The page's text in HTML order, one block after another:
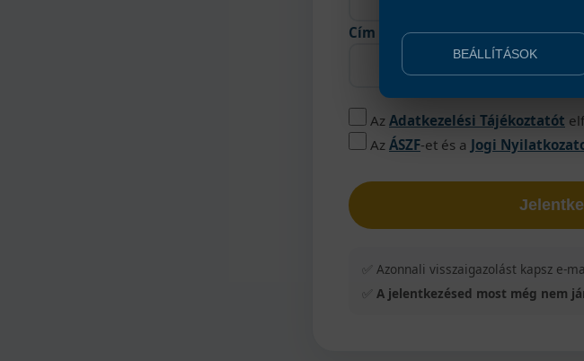
BEÁLLÍTÁSOK
Cím (közterület, házszám) *
Az Adatkezelési Tájékoztatót
Az ÁSZF-et és a Jogi
✅ Azonnali visszaigazolást kapsz e-
A jelentkezésed most még nem